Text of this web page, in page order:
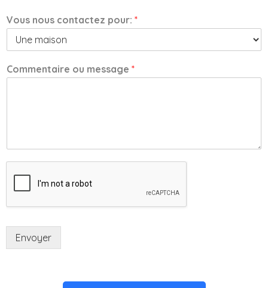
Vous nous contactez pour: *
Commentaire ou message *
Envoyer